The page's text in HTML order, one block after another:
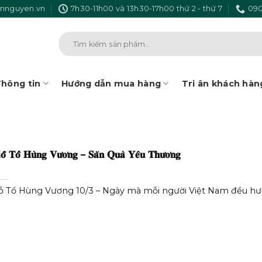
7h30-11h00 và 13h30-17h00 thứ 2 - thứ 7
tin Hướng dẫn mua hàng Tri ân khách
𝐆𝐢𝐨̂̃ 𝐓𝐨̂̉ 𝐇𝐮̀𝐧𝐠 𝐕𝐮̛𝐨̛𝐧𝐠 – 𝐒𝐚̆𝐧 𝐐𝐮𝐚̀ 𝐘𝐞̂𝐮 𝐓𝐡𝐮̛𝐨̛𝐧𝐠
Tổ Hùng Vương 10/3 – Ngày mà mỗi người Việt Nam đều